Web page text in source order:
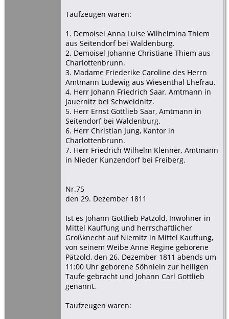
Taufzeugen waren:
1. Demoisel Anna Luise Wilhelmina Thiem
aus Seitendorf bei Waldenburg.
2. Demoisel Johanne Christiane Thiem aus
Charlottenbrunn.
3. Madame Friederike Caroline des Herrn
Amtmann Ludewig aus Wiesenthal Ehefrau.
4. Herr Johann Friedrich Saar, Amtmann in
Jauernitz bei Schweidnitz.
5. Herr Ernst Gottlieb Saar, Amtmann in
Seitendorf bei Waldenburg.
6. Herr Christian Jung, Kantor in
Charlottenbrunn.
7. Herr Friedrich Wilhelm Klenner, Amtmann
in Nieder Kunzendorf bei Freiberg.
Nr.75
den 29. Dezember 1811
Ist es Johann Gottlieb Pätzold, Inwohner in
Mittel Kauffung und herrschaftlicher
Großknecht auf Niemitz in Mittel Kauffung,
von seinem Weibe Anne Regine geborene
Pätzold, den 26. Dezember 1811 abends um
11:00 Uhr geborene Söhnlein zur heiligen
Taufe gebracht und Johann Carl Gottlieb
genannt.
Taufzeugen waren: